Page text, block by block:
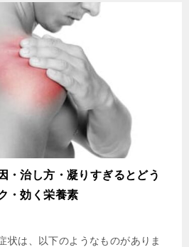
・治し方・凝りすぎるとどう
・効く栄養素
状は、以下のようなものがありま